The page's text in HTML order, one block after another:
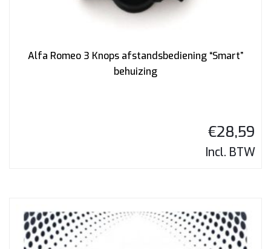
Alfa Romeo 3 Knops afstandsbediening “Smart”
behuizing
€28,59
Incl. BTW